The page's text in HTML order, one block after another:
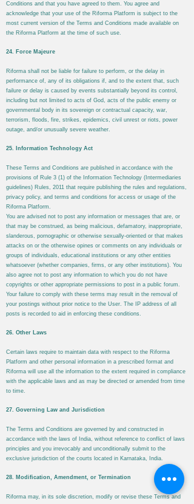
Conditions and that you have agreed to them. You agree and
acknowledge that your use of the Riforma Platform is subject to the
most current version of the Terms and Conditions made available on
the Riforma Platform at the time of such use.
24. Force Majeure
Riforma shall not be liable for failure to perform, or the delay in
performance of, any of its obligations if, and to the extent that, such
failure or delay is caused by events substantially beyond its control,
including but not limited to acts of God, acts of the public enemy or
governmental body in its sovereign or contractual capacity, war,
terrorism, floods, fire, strikes, epidemics, civil unrest or riots, power
outage, and/or unusually severe weather.
25. Information Technology Act
These Terms and Conditions are published in accordance with the
provisions of Rule 3 (1) of the Information Technology (Intermediaries
guidelines) Rules, 2011 that require publishing the rules and regulations,
privacy policy, and terms and conditions for access or usage of the
Riforma Platform.
You are advised not to post any information or messages that are, or
that may be construed, as being malicious, defamatory, inappropriate,
slanderous, pornographic or otherwise sexually-oriented or that makes
attacks on or the otherwise opines or comments on any individuals or
groups of individuals, educational institutions or any other entities
whatsoever (whether companies, firms, or any other institutions). You
also agree not to post any information to which you do not have
copyrights or other appropriate permissions to post in a public forum.
Your failure to comply with these terms may result in the removal of
your postings without prior notice to the User. The IP address of all
posts is recorded to aid in enforcing these conditions.
26. Other Laws
Certain laws require to maintain data with respect to the Riforma
Platform and other personal information in a prescribed format and
Riforma will use all the information to the extent required in compliance
with the applicable laws and as may be directed or amended from time
to time.
27. Governing Law and Jurisdiction
The Terms and Conditions are governed by and constructed in
accordance with the laws of India, without reference to conflict of laws
principles and you irrevocably and unconditionally submit to the
exclusive jurisdiction of the courts located in Karnataka, India.
28. Modification, Amendment, or Termination
Riforma may, in its sole discretion, modify or revise these Terms and